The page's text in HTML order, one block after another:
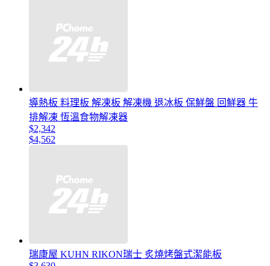
導熱板 料理板 解凍板 解凍機 退冰板 保鮮盤 回鮮器 牛
排解凍 恆溫食物解凍器
$2,342
$4,562
瑞康屋 KUHN RIKON瑞士 炙燒烤盤式潔能板